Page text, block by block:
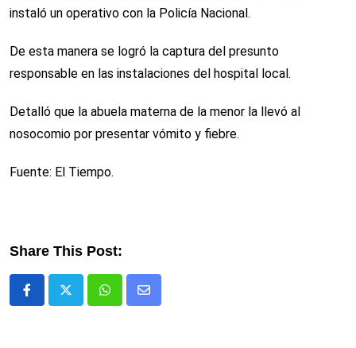
instaló un operativo con la Policía Nacional.
De esta manera se logró la captura del presunto
responsable en las instalaciones del hospital local.
Detalló que la abuela materna de la menor la llevó al
nosocomio por presentar vómito y fiebre.
Fuente: El Tiempo.
Share This Post:
WhatsappComparte